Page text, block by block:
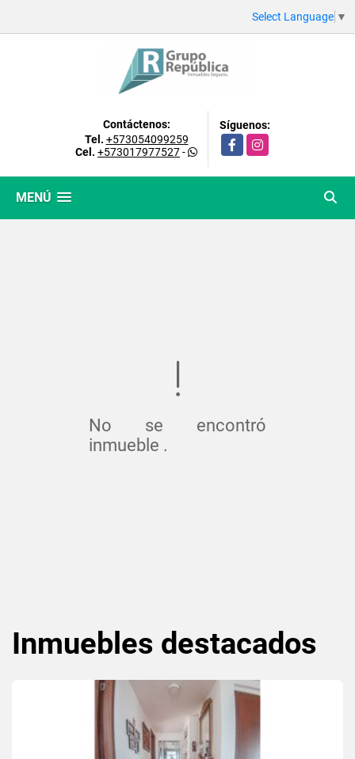
Select Language ▼
Contáctenos:
Tel. +573054099259
Cel. +573017977527-
Síguenos:
FacebookInstagram
MENÚ
No se encontró
inmueble .
Inmuebles destacados